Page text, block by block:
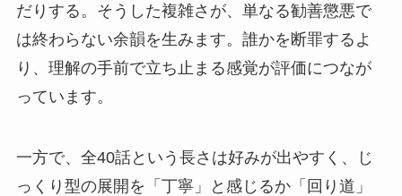
だりする。そうした複雑さが、単なる勧善懲悪で
は終わらない余韻を生みます。誰かを断罪するよ
り、理解の手前で立ち止まる感覚が評価につなが
っています。
一方で、全40話という長さは好みが出やすく、じ
っくり型の展開を「丁寧」と感じるか「回り道」